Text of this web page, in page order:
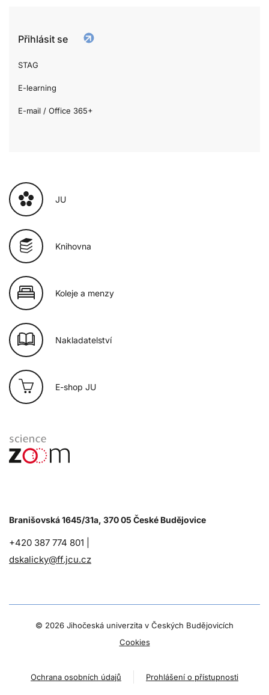
Přihlásit se
STAG
E-learning
E-mail / Office 365+
JU
Knihovna
Koleje a menzy
Nakladatelství
E-shop JU
Branišovská 1645/31a, 370 05 České Budějovice
+420 387 774 801 |
dskalicky@ff.jcu.cz
© 2026 Jihočeská univerzita v Českých Budějovicích
Cookies
Ochrana osobních údajů Prohlášení o přístupnosti